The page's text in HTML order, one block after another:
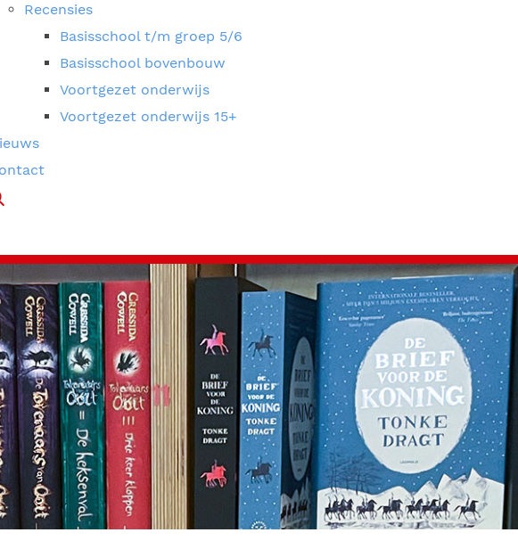
Recensies
Basisschool t/m groep 5/6
Basisschool bovenbouw
Voortgezet onderwijs
Voortgezet onderwijs 15+